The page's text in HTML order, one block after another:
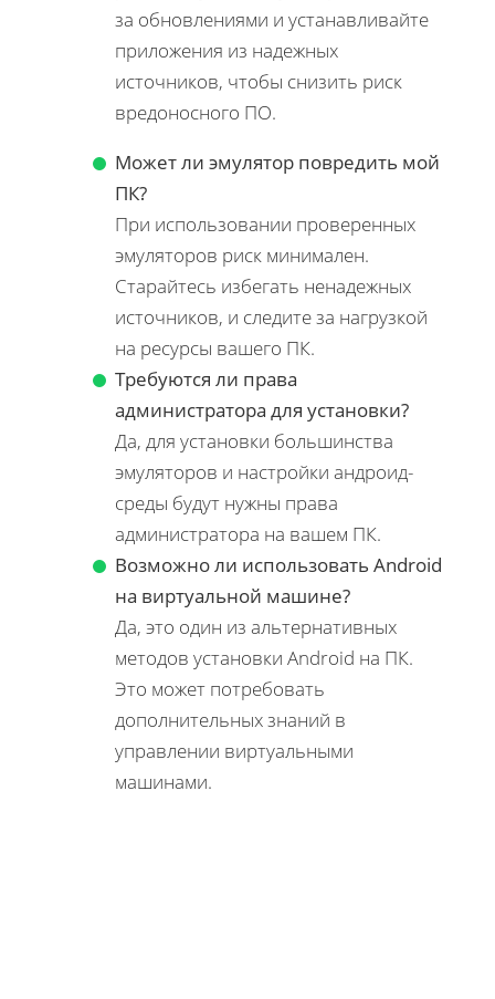
за обновлениями и устанавливайте
приложения из надежных
источников, чтобы снизить риск
вредоносного ПО.
Может ли эмулятор повредить мой
ПК?
При использовании проверенных
эмуляторов риск минимален.
Старайтесь избегать ненадежных
источников, и следите за нагрузкой
на ресурсы вашего ПК.
Требуются ли права
администратора для установки?
Да, для установки большинства
эмуляторов и настройки андроид-
среды будут нужны права
администратора на вашем ПК.
Возможно ли использовать Android
на виртуальной машине?
Да, это один из альтернативных
методов установки Android на ПК.
Это может потребовать
дополнительных знаний в
управлении виртуальными
машинами.